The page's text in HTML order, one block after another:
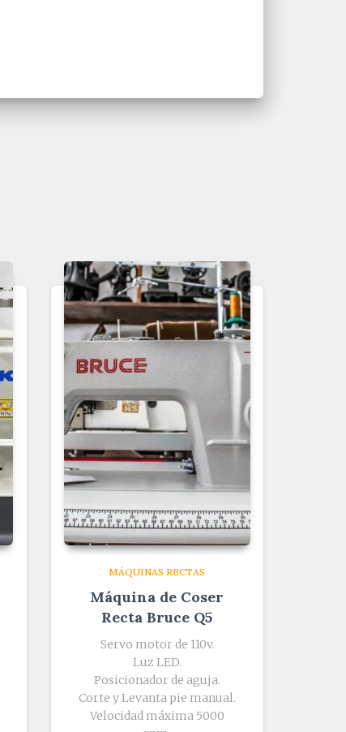
MÁQUINAS RECTAS
Máquina de Coser
Recta Bruce Q5
Servo motor de 110v.
Luz LED.
Posicionador de aguja.
Corte y Levanta pie manual.
Velocidad máxima 5000